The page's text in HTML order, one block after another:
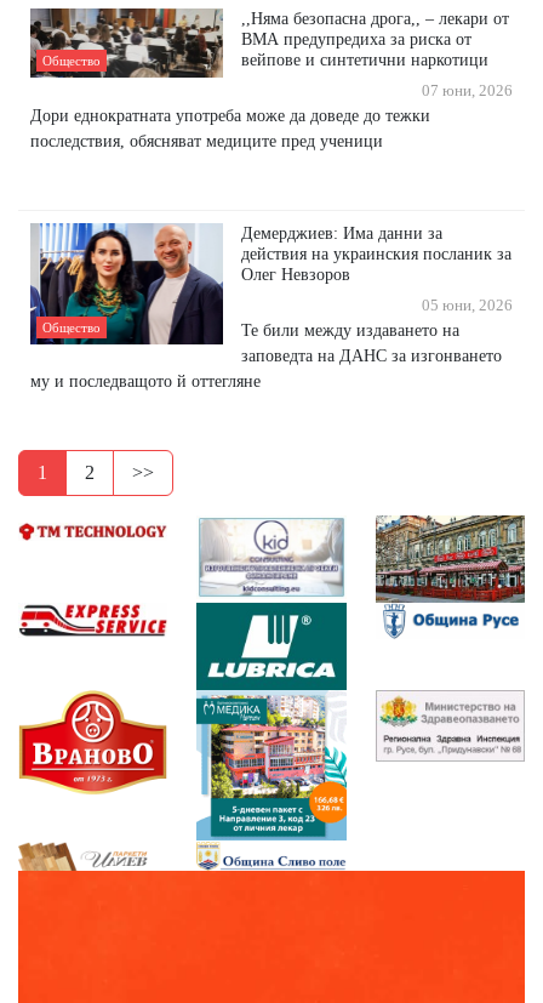
Общество
,,Няма безопасна дрога,, – лекари от
ВМА предупредиха за риска от
вейпове и синтетични наркотици
07 юни, 2026
Дори еднократната употреба може да доведе до тежки
последствия, обясняват медиците пред ученици
Общество
Демерджиев: Има данни за
действия на украинския посланик за
Олег Невзоров
05 юни, 2026
Те били между издаването на
заповедта на ДАНС за изгонването
му и последващото й оттегляне
1 2 >>